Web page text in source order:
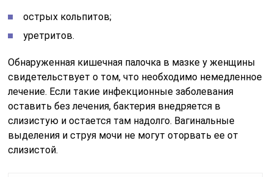
острых кольпитов;
уретритов.
Обнаруженная кишечная палочка в мазке у женщины
свидетельствует о том, что необходимо немедленное
лечение. Если такие инфекционные заболевания
оставить без лечения, бактерия внедряется в
слизистую и остается там надолго. Вагинальные
выделения и струя мочи не могут оторвать ее от
слизистой.